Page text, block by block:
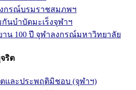
กรณ์บรมราชสมภพฯ
นบำบัดมะเร็งจุฬาฯ
าน 100 ปี จุฬาลงกรณ์มหาวิทยาลัย
ริต
ตและประพฤติมิชอบ (จุฬาฯ)